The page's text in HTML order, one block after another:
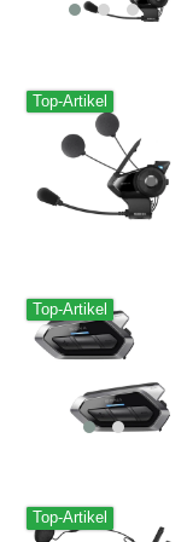
Top-Artikel
Top-Artikel
Top-Artikel